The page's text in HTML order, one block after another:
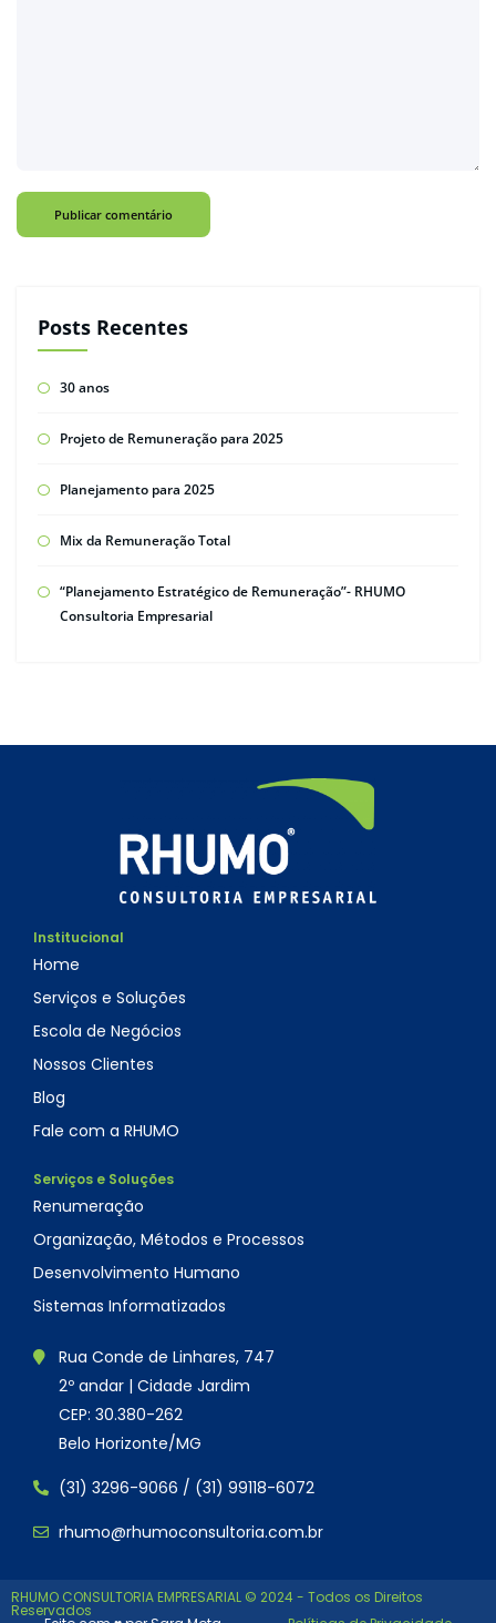
Posts Recentes
30 anos
Projeto de Remuneração para 2025
Planejamento para 2025
Mix da Remuneração Total
“Planejamento Estratégico de Remuneração”- RHUMO
Consultoria Empresarial
Institucional
Home
Serviços e Soluções
Escola de Negócios
Nossos Clientes
Blog
Fale com a RHUMO
Serviços e Soluções
Renumeração
Organização, Métodos e Processos
Desenvolvimento Humano
Sistemas Informatizados
Rua Conde de Linhares, 747
2º andar | Cidade Jardim
CEP: 30.380-262
Belo Horizonte/MG
(31) 3296-9066 / (31) 99118-6072
rhumo@rhumoconsultoria.com.br
RHUMO CONSULTORIA EMPRESARIAL © 2024 - Todos os Direitos
Reservados